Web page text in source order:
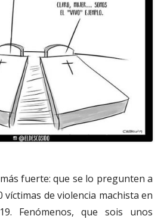
fuerte: que se lo pregunten a
víctimas de violencia machista en
Fenómenos, que sois unos